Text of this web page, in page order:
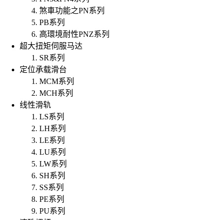
煞車功能之PN系列
PB系列
高環境耐性PNZ系列
超大扭矩伺服马达
SR系列
定位承载滑台
MCM系列
MCH系列
线性滑轨
LS系列
LH系列
LE系列
LU系列
LW系列
SH系列
SS系列
PE系列
PU系列